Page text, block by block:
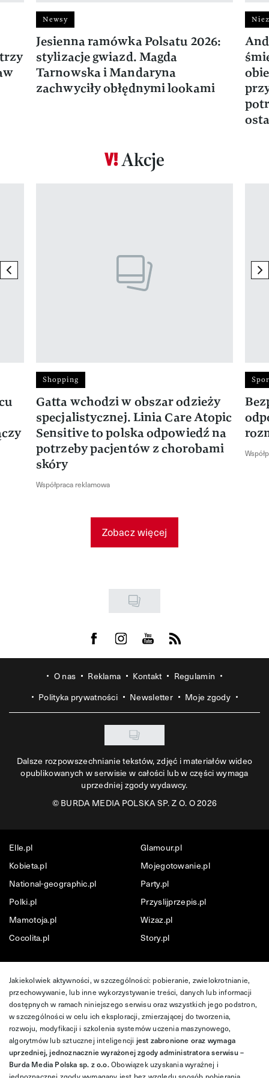
Newsy
Jesienna ramówka Polsatu 2026:
stylizacje gwiazd. Magda
Tarnowska i Mandaryna
zachwyciły obłędnymi lookami
Akcje
previous element
Shopping
Gatta wchodzi w obszar odzieży
specjalistycznej. Linia Care Atopic
Sensitive to polska odpowiedź na
potrzeby pacjentów z chorobami
skóry
Współpraca reklamowa
Zobacz więcej
Visit us on Facebook
Visit us on Instagram
Visit us on Youtube
Visit us on Rss
O nas Reklama Kontakt
Regulamin
Polityka prywatności
Newsletter Moje zgody
Dalsze rozpowszechnianie tekstów, zdjęć i materiałów wideo
opublikowanych w serwisie w całości lub w części wymaga
uprzedniej zgody wydawcy.
©BURDA MEDIA POLSKA SP. Z O. O 2026
Elle.pl
Glamour.pl
Kobieta.pl
Mojegotowanie.pl
National-geographic.pl
Party.pl
Polki.pl
Przyslijprzepis.pl
Mamotoja.pl
Wizaz.pl
Cocolita.pl
Story.pl
Jakiekolwiek aktywności, w szczególności: pobieranie, zwielokrotnianie,
przechowywanie, lub inne wykorzystywanie treści, danych lub informacji
dostępnych w ramach niniejszego serwisu oraz wszystkich jego podstron,
w szczególności w celu ich eksploracji, zmierzającej do tworzenia,
rozwoju, modyfikacji i szkolenia systemów uczenia maszynowego,
algorytmów lub sztucznej inteligencji jest zabronione oraz wymaga
uprzedniej, jednoznacznie wyrażonej zgody administratora serwisu –
Burda Media Polska sp. z o.o.Obowiązek uzyskania wyraźnej i